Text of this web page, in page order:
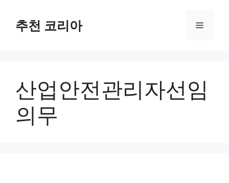
추천 코리아 메
산업안전관리자선임
의무